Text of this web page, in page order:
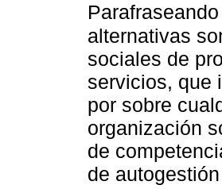
alternativas
sociales de
servicios, que
por sobre
organización
de
de